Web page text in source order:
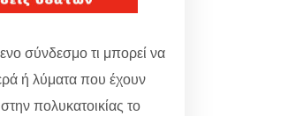
σύνδεσμο τι μπορεί να
ή λύματα που έχουν
πολυκατοικίας το